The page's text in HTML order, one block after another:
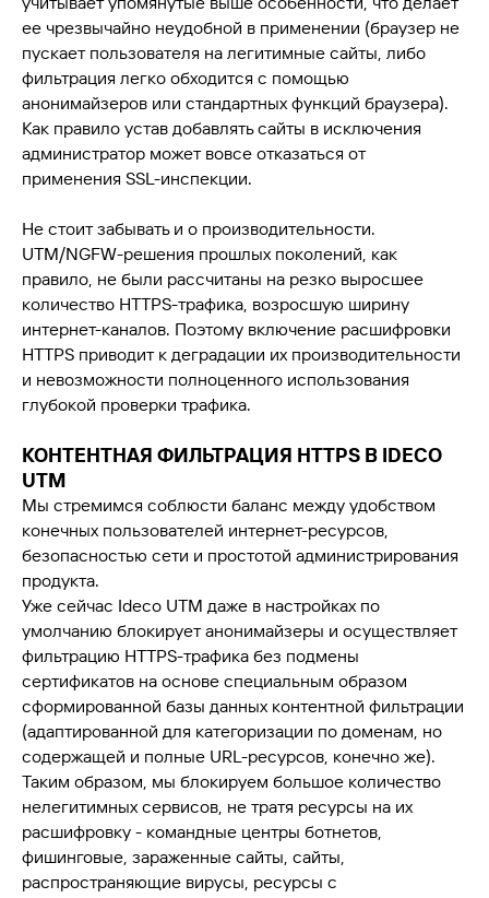
ее чрезвычайно неудобной в применении (браузер не
пускает пользователя на легитимные сайты, либо
фильтрация легко обходится с помощью
анонимайзеров или стандартных функций браузера).
Как правило устав добавлять сайты в исключения
администратор может вовсе отказаться от
применения SSL-инспекции.
Не стоит забывать и о производительности.
UTM/NGFW-решения прошлых поколений, как
правило, не были рассчитаны на резко выросшее
количество HTTPS-трафика, возросшую ширину
интернет-каналов. Поэтому включение расшифровки
HTTPS приводит к деградации их производительности
и невозможности полноценного использования
глубокой проверки трафика.
КОНТЕНТНАЯ ФИЛЬТРАЦИЯ HTTPS В IDECO
UTM
Мы стремимся соблюсти баланс между удобством
конечных пользователей интернет-ресурсов,
безопасностью сети и простотой администрирования
продукта.
Уже сейчас Ideco UTM даже в настройках по
умолчанию блокирует анонимайзеры и осуществляет
фильтрацию HTTPS-трафика без подмены
сертификатов на основе специальным образом
сформированной базы данных контентной фильтрации
(адаптированной для категоризации по доменам, но
содержащей и полные URL-ресурсов, конечно же).
Таким образом, мы блокируем большое количество
нелегитимных сервисов, не тратя ресурсы на их
расшифровку - командные центры ботнетов,
фишинговые, зараженные сайты, сайты,
распространяющие вирусы, ресурсы с